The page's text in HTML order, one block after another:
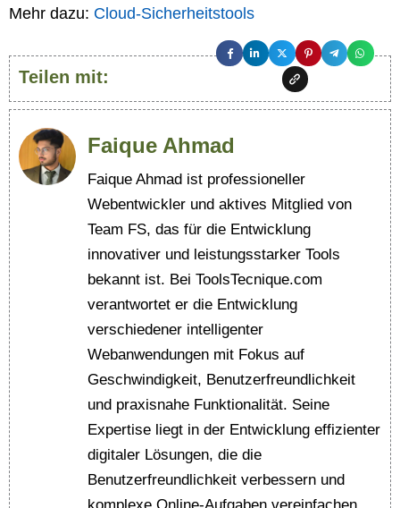
Mehr dazu: Cloud-Sicherheitstools
Teilen mit:
Faique Ahmad
Faique Ahmad ist professioneller
Webentwickler und aktives Mitglied von
Team FS, das für die Entwicklung
innovativer und leistungsstarker Tools
bekannt ist. Bei ToolsTecnique.com
verantwortet er die Entwicklung
verschiedener intelligenter
Webanwendungen mit Fokus auf
Geschwindigkeit, Benutzerfreundlichkeit
und praxisnahe Funktionalität. Seine
Expertise liegt in der Entwicklung effizienter
digitaler Lösungen, die die
Benutzerfreundlichkeit verbessern und